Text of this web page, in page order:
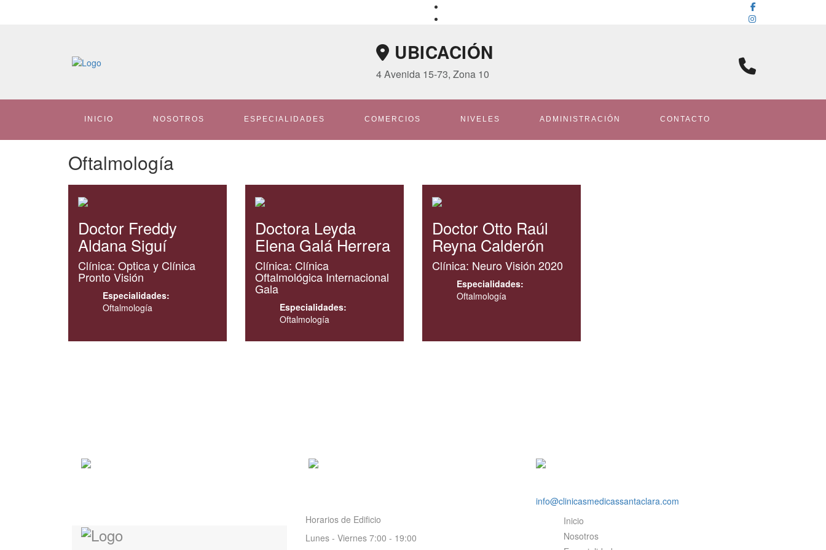
UBICACIÓN
4 Avenida 15-73, Zona 10
INICIO NOSOTROS ESPECIALIDADES COMERCIOS NIVELES ADMINISTRACIÓN CONTACTO
Oftalmología
Doctor Freddy
Aldana Siguí
Clínica: Optica y Clínica
Pronto Visión
Especialidades:
Oftalmología
Doctora Leyda
Elena Galá Herrera
Clínica: Clínica
Oftalmológica Internacional
Gala
Especialidades:
Oftalmología
Doctor Otto Raúl
Reyna Calderón
Clínica: Neuro Visión 2020
Especialidades:
Oftalmología
info@clinicasmedicassantaclara.com
Horarios de Edificio
Lunes - Viernes 7:00 - 19:00
Inicio
Nosotros